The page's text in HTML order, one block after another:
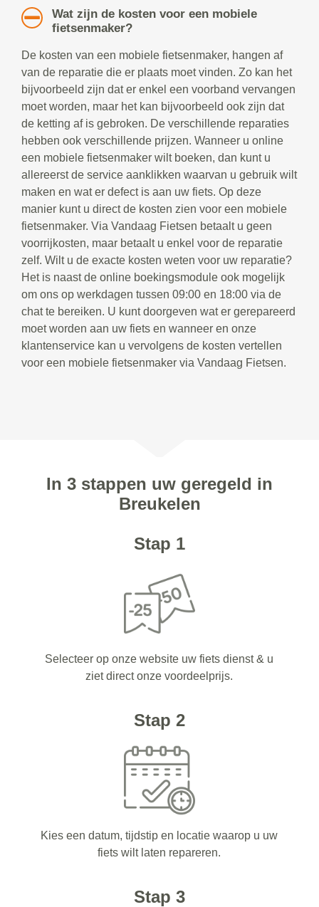
Wat zijn de kosten voor een mobiele
fietsenmaker?
De kosten van een mobiele fietsenmaker, hangen af
van de reparatie die er plaats moet vinden. Zo kan het
bijvoorbeeld zijn dat er enkel een voorband vervangen
moet worden, maar het kan bijvoorbeeld ook zijn dat
de ketting af is gebroken. De verschillende reparaties
hebben ook verschillende prijzen. Wanneer u online
een mobiele fietsenmaker wilt boeken, dan kunt u
allereerst de service aanklikken waarvan u gebruik wilt
maken en wat er defect is aan uw fiets. Op deze
manier kunt u direct de kosten zien voor een mobiele
fietsenmaker. Via Vandaag Fietsen betaalt u geen
voorrijkosten, maar betaalt u enkel voor de reparatie
zelf. Wilt u de exacte kosten weten voor uw reparatie?
Het is naast de online boekingsmodule ook mogelijk
om ons op werkdagen tussen 09:00 en 18:00 via de
chat te bereiken. U kunt doorgeven wat er gerepareerd
moet worden aan uw fiets en wanneer en onze
klantenservice kan u vervolgens de kosten vertellen
voor een mobiele fietsenmaker via Vandaag Fietsen.
In 3 stappen uw geregeld in
Breukelen
Stap 1
Selecteer op onze website uw fiets dienst & u
ziet direct onze voordeelprijs.
Stap 2
Kies een datum, tijdstip en locatie waarop u uw
fiets wilt laten repareren.
Stap 3